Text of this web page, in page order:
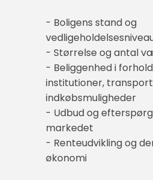
- Boligens stand og
- Størrelse og antal
- Beliggenhed i
institutioner,
indkøbsmuligheder
- Udbud og
markedet
- Renteudvikling og
økonomi